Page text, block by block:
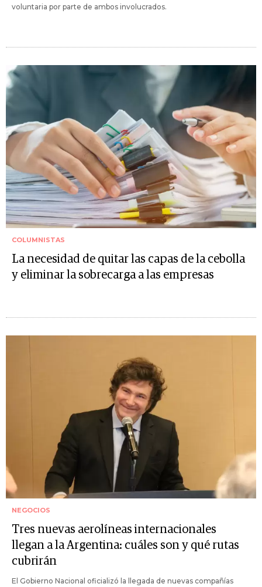
voluntaria por parte de ambos involucrados.
COLUMNISTAS
La necesidad de quitar las capas de la cebolla
y eliminar la sobrecarga a las empresas
NEGOCIOS
Tres nuevas aerolíneas internacionales
llegan a la Argentina: cuáles son y qué rutas
cubrirán
El Gobierno Nacional oficializó la llegada de nuevas compañías